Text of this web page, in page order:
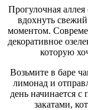
Прогулочная
вдохнуть
моментом.
декоративное
которую
Возьмите в баре
лимонад и
день начинается
закатами,